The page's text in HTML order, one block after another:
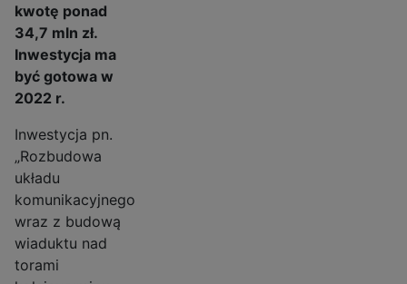
kwotę ponad
34,7 mln zł.
Inwestycja ma
być gotowa w
2022 r.
Inwestycja pn.
„Rozbudowa
układu
komunikacyjnego
wraz z budową
wiaduktu nad
torami